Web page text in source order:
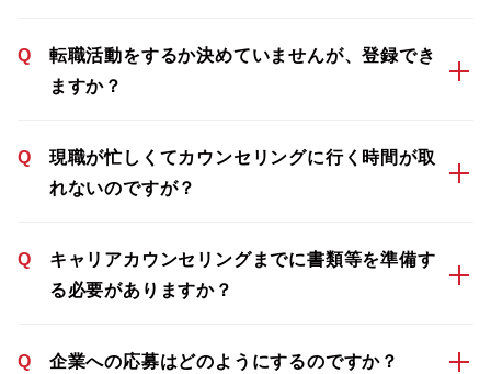
Q
転職活動をするか決めていませんが、登録でき
ますか？
Q
現職が忙しくてカウンセリングに行く時間が取
れないのですが？
Q
キャリアカウンセリングまでに書類等を準備す
る必要がありますか？
Q 企業への応募はどのようにするのですか？